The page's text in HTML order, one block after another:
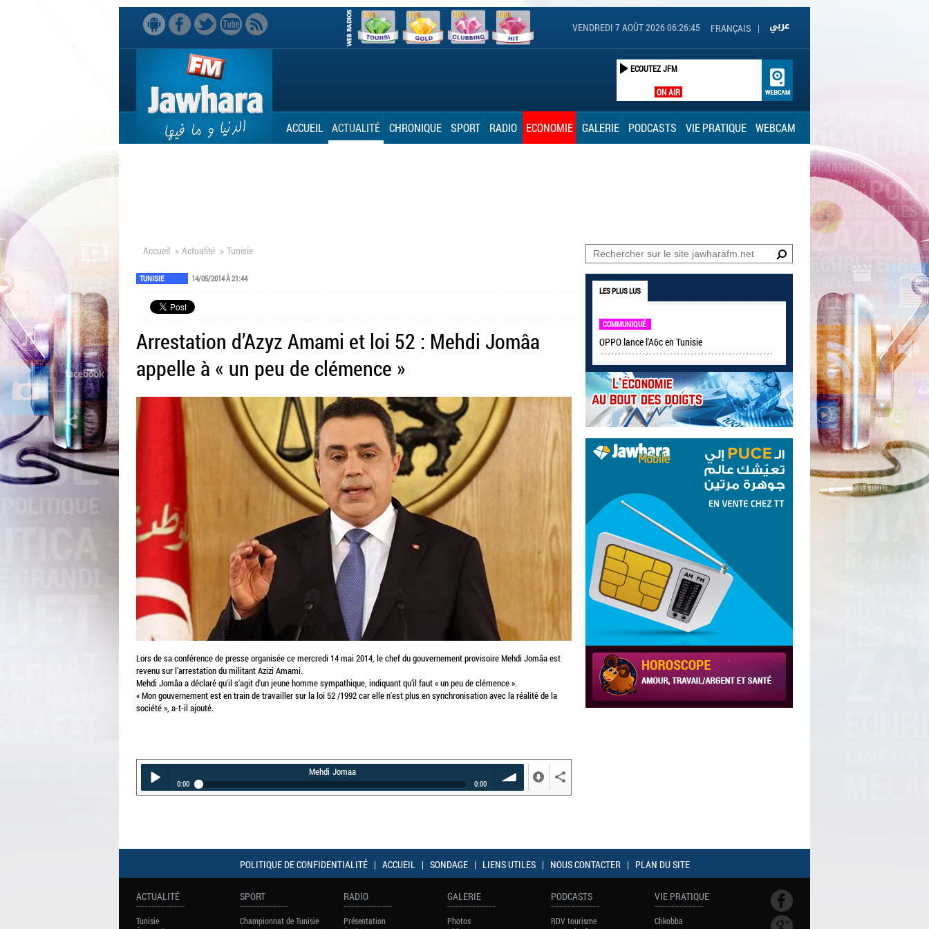
FRANÇAIS |
VENDREDI 7 AOÛT 2026 06:26:45
ON AIR
ECOUTEZ JFM
ACCUEIL ACTUALITÉ CHRONIQUE SPORT RADIO ECONOMIE GALERIE PODCASTS VIE PRATIQUE WEBCAM
Accueil > Actualité > Tunisie
TUNISIE 14/05/2014 À 21:44
Arrestation d’Azyz Amami et loi 52 : Mehdi Jomâa
appelle à « un peu de clémence »
Lors de sa conférence de presse organisée ce mercredi 14 mai 2014, le chef du gouvernement provisoire Mehdi Jomâa est
revenu sur l’arrestation du militant Azizi Amami.
Mehdi Jomâa a déclaré qu'il s'agit d'un jeune homme sympathique, indiquant qu’il faut « un peu de clémence ».
« Mon gouvernement est en train de travailler sur la loi 52 /1992 car elle n'est plus en synchronisation avec la réalité de la
société », a-t-il ajouté.
pause
Mehdi Jomaa
0:00 0:00
LES PLUS LUS
COMMUNIQUÉ
OPPO lance l'A6c en Tunisie
POLITIQUE DE CONFIDENTIALITÉ | ACCUEIL | SONDAGE | LIENS UTILES | NOUS CONTACTER | PLAN DU SITE
ACTUALITÉ
Tunisie
SPORT
Championnat de Tunisie
RADIO
Présentation
GALERIE
Photos
PODCASTS
RDV tourisme
VIE PRATIQUE
Chkobba